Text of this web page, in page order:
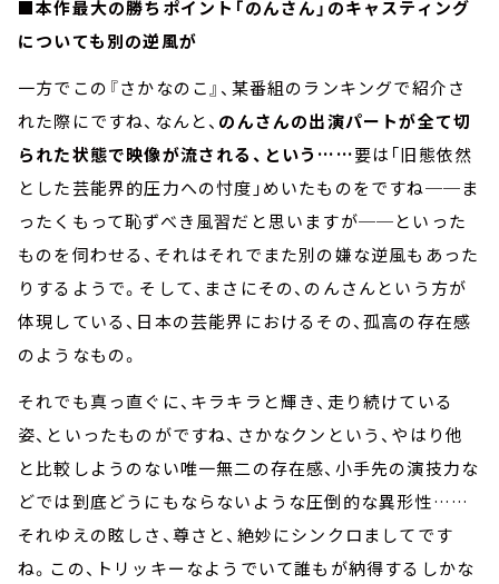
■本作最大の勝ちポイント「のんさん」のキャスティング
についても別の逆風が
一方でこの『さかなのこ』、某番組のランキングで紹介さ
れた際にですね、なんと、 のんさんの出演パートが全て切
られた状態で映像が流される、という……要は「旧態依然
とした芸能界的圧力への忖度」めいたものをですね──ま
ったくもって恥ずべき風習だと思いますが──といった
ものを伺わせる、それはそれでまた別の嫌な逆風もあった
りするようで。そして、まさにその、のんさんという方が
体現している、日本の芸能界におけるその、孤高の存在感
のようなもの。
それでも真っ直ぐに、キラキラと輝き、走り続けている
姿、といったものがですね、さかなクンという、やはり他
と比較しようのない唯一無二の存在感、小手先の演技力な
どでは到底どうにもならないような圧倒的な異形性……
それゆえの眩しさ、尊さと、絶妙にシンクロましてです
ね。この、トリッキーなようでいて誰もが納得するしかな